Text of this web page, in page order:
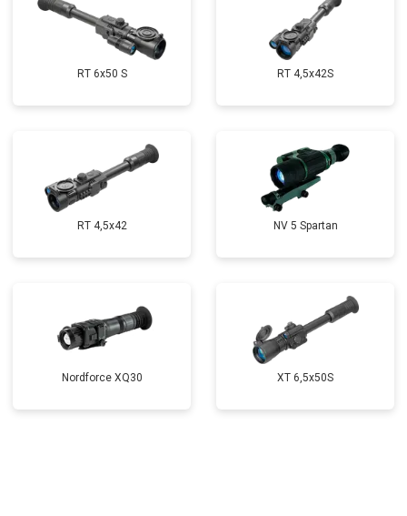
RT 6x50 S RT 4,5х42S
RT 4,5х42 NV 5 Spartan
Nordforce XQ30 XT 6,5x50S